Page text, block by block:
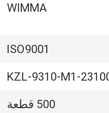
WIMMA
ISO9001
23100-KZL-
500 قطعة